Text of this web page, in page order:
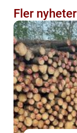
Fler nyheter